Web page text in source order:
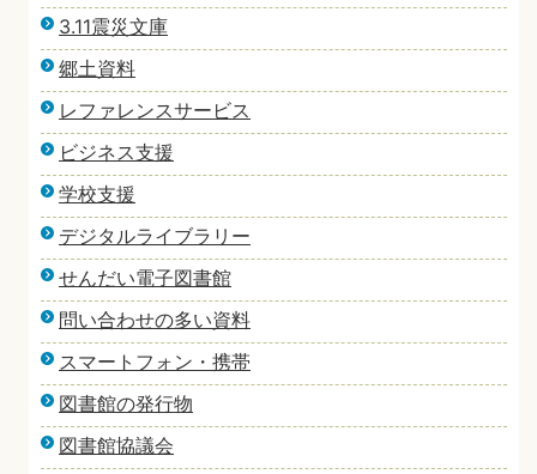
3.11震災文庫
郷土資料
レファレンスサービス
ビジネス支援
学校支援
デジタルライブラリー
せんだい電子図書館
問い合わせの多い資料
スマートフォン・携帯
図書館の発行物
図書館協議会